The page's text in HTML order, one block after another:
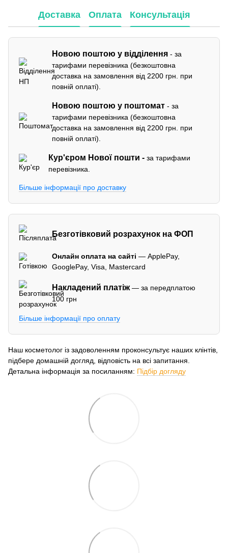
Доставка Оплата Консультація
Новою поштою у відділення - за
тарифами перевізника (безкоштовна
доставка на замовлення від 2200 грн. при
повній оплаті).
Новою поштою у поштомат - за
тарифами перевізника (безкоштовна
доставка на замовлення від 2200 грн. при
повній оплаті).
Кур'єром Нової пошти -за тарифами
перевізника.
Більше інформації про доставку
Безготівковий розрахунок на ФОП
Онлайн оплата на сайті — ApplePay,
GooglePay, Visa, Mastercard
Накладений платіж— за передплатою
100 грн
Більше інформації про оплату
Наш косметолог із задоволенням проконсультує наших клінтів,
підбере домашній догляд, відповість на всі запитання.
Детальна інформація за посиланням: Підбір догляду